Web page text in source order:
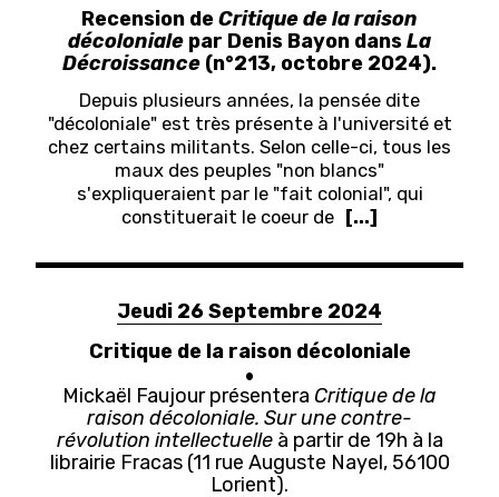
Recension deCritique de la raison
décoloniale par Denis Bayon dans La
Décroissance (n°213, octobre 2024).
Depuis plusieurs années, la pensée dite
"décoloniale" est très présente à l'université et
chez certains militants. Selon celle-ci, tous les
maux des peuples "non blancs"
s'expliqueraient par le "fait colonial", qui
constituerait le coeur de [...]
Jeudi 26 Septembre 2024
Critique de la raison décoloniale
Mickaël Faujour présentera Critique de la
raison décoloniale. Sur une contre-
révolution intellectuelleà partir de 19h à la
librairie Fracas (11 rue Auguste Nayel, 56100
Lorient).